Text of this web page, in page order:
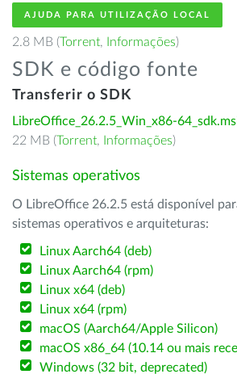
AJUDA PARA UTILIZAÇÃO LOCAL
2.8 MB (Torrent, Informações)
SDK e código fonte
Transferir o SDK
LibreOffice_26.2.5_Win_x86-
22 MB (Torrent, Informações)
Sistemas operativos
O LibreOffice 26.2.5 está disponível
sistemas operativos e arquiteturas:
Linux Aarch64 (deb)
Linux Aarch64 (rpm)
Linux x64 (deb)
Linux x64 (rpm)
macOS (Aarch64/Apple Silicon)
macOS x86_64 (10.14 ou mais
Windows (32 bit, deprecated)